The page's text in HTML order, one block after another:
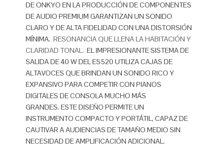
DE ONKYO EN LA PRODUCCIÓN DE COMPONENTES
DE AUDIO PREMIUM GARANTIZAN UN SONIDO
CLARO Y DE ALTA FIDELIDAD CON UNA DISTORSIÓN
MÍNIMA. RESONANCIA QUE LLENA LA HABITACIÓN Y
CLARIDAD TONAL. EL IMPRESIONANTE SISTEMA DE
SALIDA DE 40 W DEL ES520 UTILIZA CAJAS DE
ALTAVOCES QUE BRINDAN UN SONIDO RICO Y
EXPANSIVO PARA COMPETIR CON PIANOS
DIGITALES DE CONSOLA MUCHO MÁS
GRANDES. ESTE DISEÑO PERMITE UN
INSTRUMENTO COMPACTO Y PORTÁTIL, CAPAZ DE
CAUTIVAR A AUDIENCIAS DE TAMAÑO MEDIO SIN
NECESIDAD DE AMPLIFICACIÓN ADICIONAL.